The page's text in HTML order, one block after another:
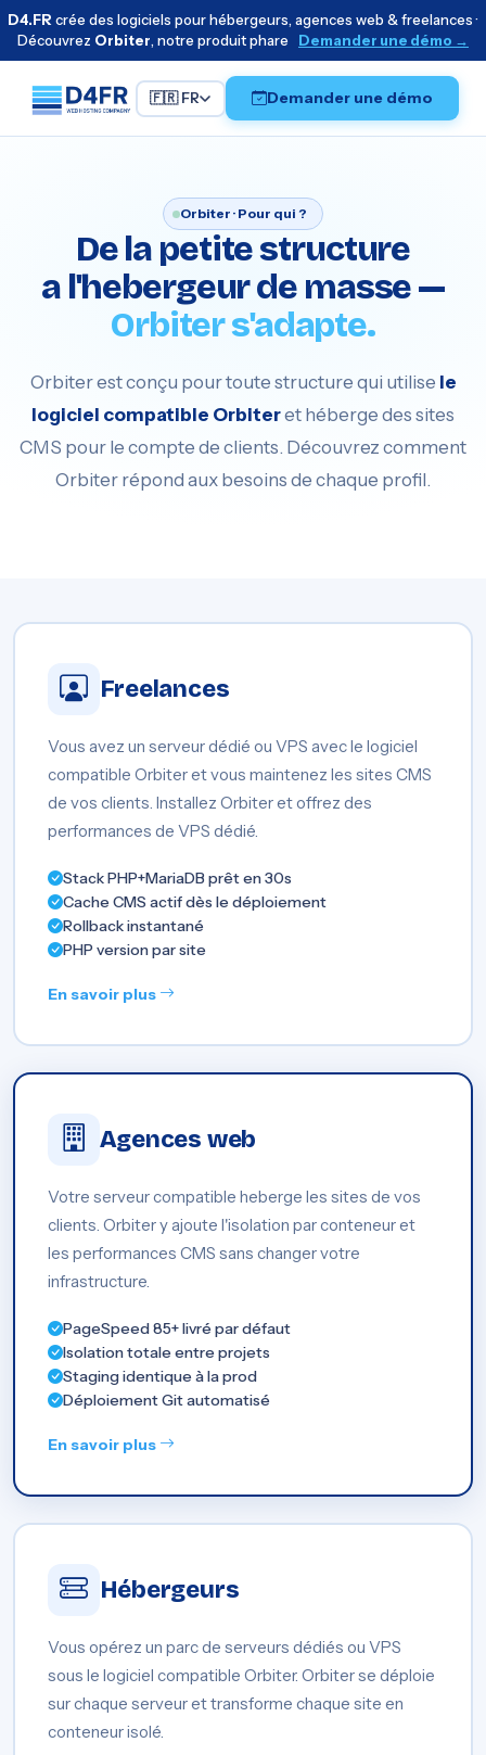
D4.FR crée des logiciels pour hébergeurs, agences web & freelances ·
Découvrez Orbiter, notre produit phare Demander une démo →
🇫🇷 FR Demander une démo
Orbiter · Pour qui ?
De la petite structure
a l'hebergeur de masse —
Orbiter s'adapte.
Orbiter est conçu pour toute structure qui utilise le
logiciel compatible Orbiteret héberge des sites
CMS pour le compte de clients. Découvrez comment
Orbiter répond aux besoins de chaque profil.
Freelances
Vous avez un serveur dédié ou VPS avec le logiciel
compatible Orbiter et vous maintenez les sites CMS
de vos clients. Installez Orbiter et offrez des
performances de VPS dédié.
Stack PHP+MariaDB prêt en 30s
Cache CMS actif dès le déploiement
Rollback instantané
PHP version par site
En savoir plus
Agences web
Votre serveur compatible heberge les sites de vos
clients. Orbiter y ajoute l'isolation par conteneur et
les performances CMS sans changer votre
infrastructure.
PageSpeed 85+ livré par défaut
Isolation totale entre projets
Staging identique à la prod
Déploiement Git automatisé
En savoir plus
Hébergeurs
Vous opérez un parc de serveurs dédiés ou VPS
sous le logiciel compatible Orbiter. Orbiter se déploie
sur chaque serveur et transforme chaque site en
conteneur isolé.